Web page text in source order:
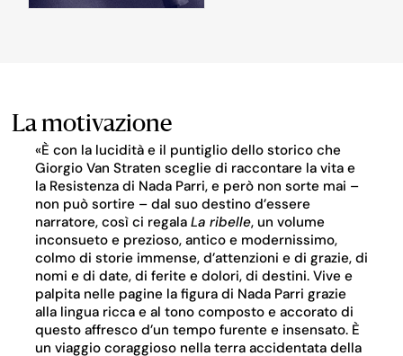
La motivazione
«È con la lucidità e il puntiglio dello storico che
Giorgio Van Straten sceglie di raccontare la vita e
la Resistenza di Nada Parri, e però non sorte mai –
non può sortire – dal suo destino d’essere
narratore, così ci regala La ribelle, un volume
inconsueto e prezioso, antico e modernissimo,
colmo di storie immense, d’attenzioni e di grazie, di
nomi e di date, di ferite e dolori, di destini. Vive e
palpita nelle pagine la figura di Nada Parri grazie
alla lingua ricca e al tono composto e accorato di
questo affresco d’un tempo furente e insensato. È
un viaggio coraggioso nella terra accidentata della